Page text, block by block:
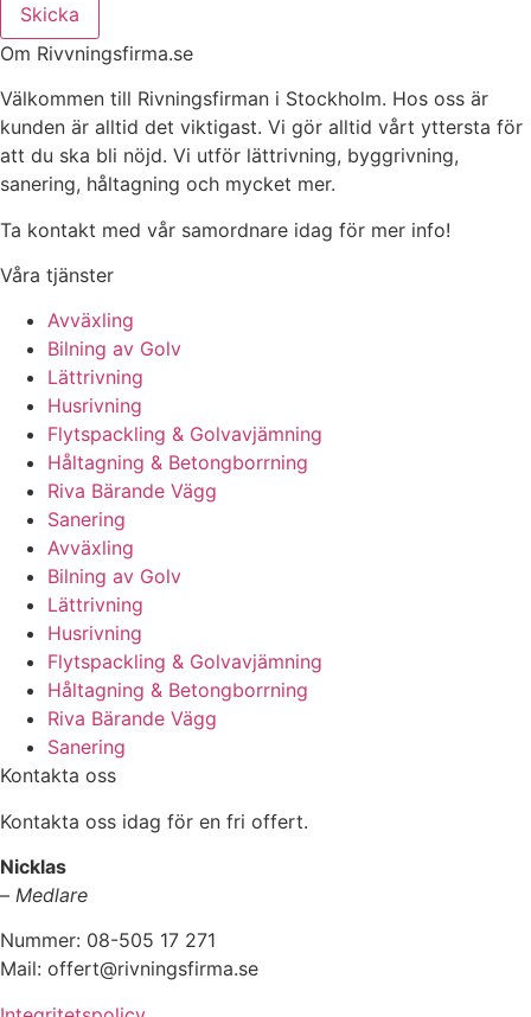
Skicka
Om Rivvningsfirma.se
Välkommen till Rivningsfirman i Stockholm. Hos oss är
kunden är alltid det viktigast. Vi gör alltid vårt yttersta för
att du ska bli nöjd. Vi utför lättrivning, byggrivning,
sanering, håltagning och mycket mer.
Ta kontakt med vår samordnare idag för mer info!
Våra tjänster
Avväxling
Bilning av Golv
Lättrivning
Husrivning
Flytspackling & Golvavjämning
Håltagning & Betongborrning
Riva Bärande Vägg
Sanering
Avväxling
Bilning av Golv
Lättrivning
Husrivning
Flytspackling & Golvavjämning
Håltagning & Betongborrning
Riva Bärande Vägg
Sanering
Kontakta oss
Kontakta oss idag för en fri offert.
Nicklas
– Medlare
Nummer: 08-505 17 271
Mail: offert@rivningsfirma.se